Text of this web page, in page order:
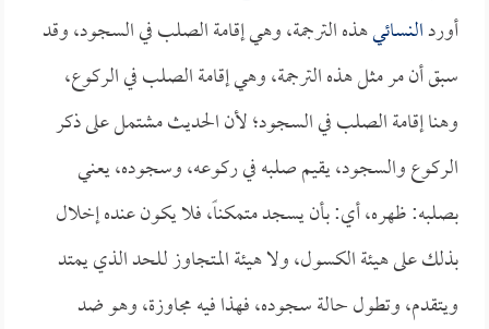
أوردالنسائيهذه الترجمة، وهي إقامة الصلب في السجود، وقد
سبق أن مر مثل هذه الترجمة، وهي إقامة الصلب في الركوع،
وهنا إقامة الصلب في السجود؛ لأن الحديث مشتمل على ذكر
الركوع والسجود، يقيم صلبه في ركوعه، وسجوده، يعني
بصلبه: ظهره، أي: بأن يسجد متمكناً، فلا يكون عنده إخلال
بذلك على هيئة الكسول، ولا هيئة المتجاوز للحد الذي يمتد
ويتقدم، وتطول حالة سجوده، فهذا فيه مجاوزة، وهو ضد